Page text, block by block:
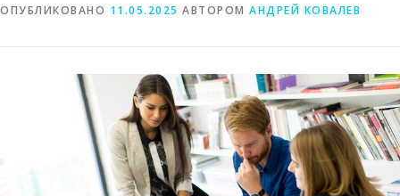
ОПУБЛИКОВАНО 11.05.2025 АВТОРОМ АНДРЕЙ КОВАЛЕВ